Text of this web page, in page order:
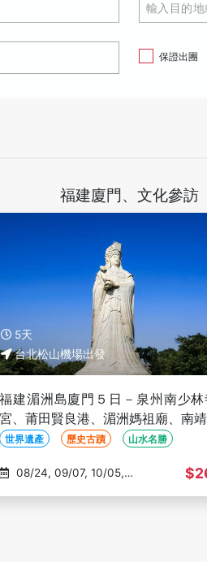
保證出團
福建廈門、文化參訪
5天
台北松山機場出發
福建湄洲島廈門５日－泉州南少
宮、莆田賢良港、湄洲媽祖廟、南
千年古棧道、和貴樓、廈門鼓浪嶼(
世界遺產 歷史古蹟 山水名勝